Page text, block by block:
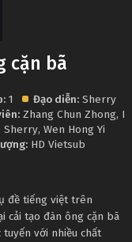
cặn bã
1 Đạo diễn: Sherry
Zhang Chun Zhong, Li
,Sherry,Wen Hong Yi
HD Vietsub
đề tiếng việt trên
cải tạo đàn ông cặn bã
với nhiều chất